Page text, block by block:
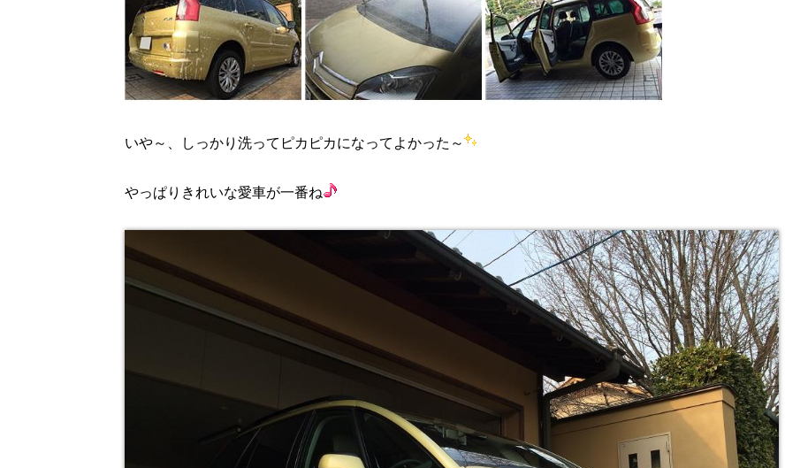
いや～、しっかり洗ってピカピカになってよかった～
やっぱりきれいな愛車が一番ね